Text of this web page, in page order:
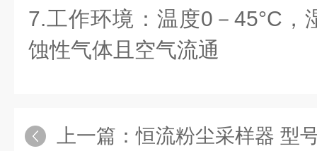
7.工作环境：温度0－45°C，
蚀性气体且空气流通
上一篇：恒流粉尘采样器 型